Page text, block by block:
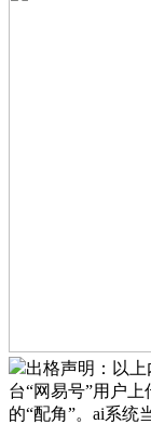
出格声明：以
台“网易号”用户
的“配角”。ai系统